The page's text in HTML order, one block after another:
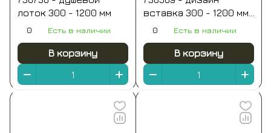
движущая сила ее постоянного роста.
скрытую и дренажную технику; в
общей сложности наш ассортимент
включает более 17 000 товаров.
Широкий спектр дополнительных услуг
дополняет наше предложение. Наша
лоток 300 - 1200 мм
0 Есть в наличии
В корзину
вставка 300 - 1200 мм
(нержавеющая сталь
0 Есть в наличии
В корзину